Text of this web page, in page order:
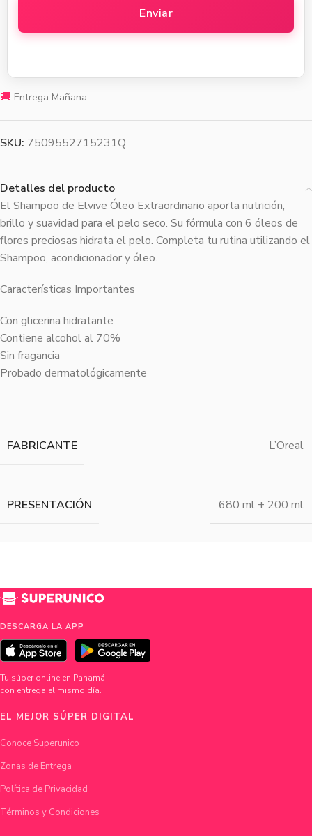
🚚 Entrega Mañana
SKU: 7509552715231Q
Detalles del producto
El Shampoo de Elvive Óleo Extraordinario aporta nutrición,
brillo y suavidad para el pelo seco. Su fórmula con 6 óleos de
flores preciosas hidrata el pelo. Completa tu rutina utilizando el
Shampoo, acondicionador y óleo.
Características Importantes
Con glicerina hidratante
Contiene alcohol al 70%
Sin fragancia
Probado dermatológicamente
FABRICANTE L’Oreal
PRESENTACIÓN 680 ml + 200 ml
DESCARGA LA APP
Tu súper online en Panamá
con entrega el mismo día.
EL MEJOR SÚPER DIGITAL
Conoce Superunico
Zonas de Entrega
Política de Privacidad
Términos y Condiciones